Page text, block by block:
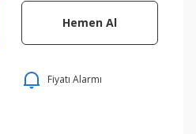
Hemen Al
Fiyatı Alarmı